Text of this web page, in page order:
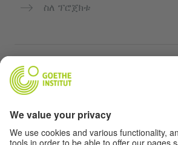
ስለ ፕሮጀክቱ
የGoethe-Institut የጀርመን ቋንቋ
የአስተማማኝ መድረክ